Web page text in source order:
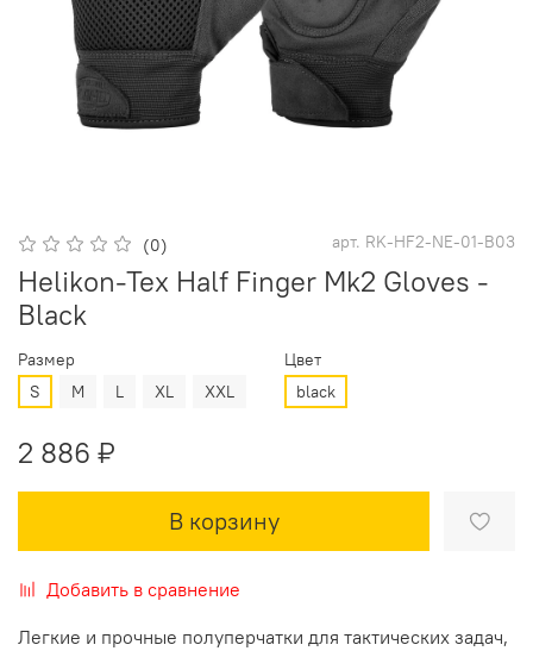
(0) арт. RK-HF2-NE-01-B03
Helikon-Tex Half Finger Mk2 Gloves -
Black
Размер
S
M L XL XXL
Цвет
black
2 886 ₽
В корзину
Добавить в сравнение
Легкие и прочные полуперчатки для тактических задач,